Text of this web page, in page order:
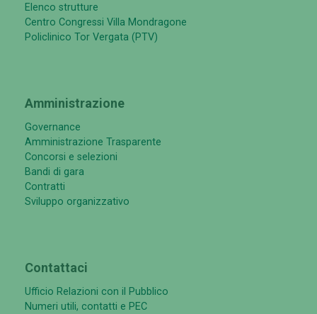
Elenco strutture
Centro Congressi Villa Mondragone
Policlinico Tor Vergata (PTV)
Amministrazione
Governance
Amministrazione Trasparente
Concorsi e selezioni
Bandi di gara
Contratti
Sviluppo organizzativo
Contattaci
Ufficio Relazioni con il Pubblico
Numeri utili, contatti e PEC